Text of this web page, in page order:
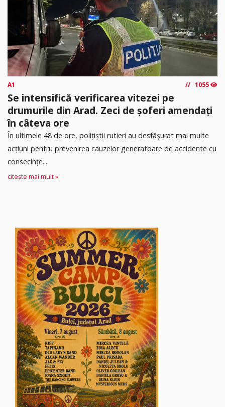
A1 1055
Se intensifică verificarea vitezei pe
drumurile din Arad. Zeci de șoferi amendați
în câteva ore
În ultimele 48 de ore, polițiștii rutieri au desfășurat mai multe
acțiuni pentru prevenirea cauzelor generatoare de accidente cu
consecințe...
citește mai mult »